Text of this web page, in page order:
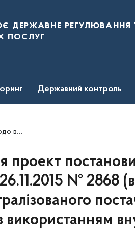
державне регулювання
послуг
Державний контроль
систем) на 2018 рік)
№ 2868
використанням